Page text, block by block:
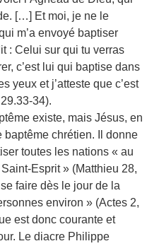
[…] Et moi, je ne le
m’a envoyé baptiser
: Celui sur qui tu verras
c’est lui qui baptise dans
yeux et j’atteste que c’est
34).
existe, mais Jésus, en
baptême chrétien. Il donne
toutes les nations « au
Esprit » (Matthieu 28,
faire dès le jour de la
environ » (Actes 2,
est donc courante et
Le diacre Philippe